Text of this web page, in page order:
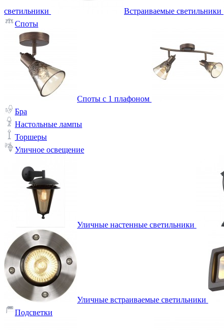
светильники Встраиваемые светильники
Споты
Споты с 1 плафоном
Бра
Настольные лампы
Торшеры
Уличное освещение
Уличные настенные светильники
Уличные встраиваемые светильники
Подсветки